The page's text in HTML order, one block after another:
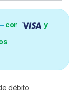
con y
débito